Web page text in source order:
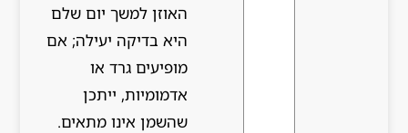
האוזן למשך יום שלם
היא בדיקה יעילה; אם
מופיעים גרד או
אדמומיות, ייתכן
שהשמן אינו מתאים.